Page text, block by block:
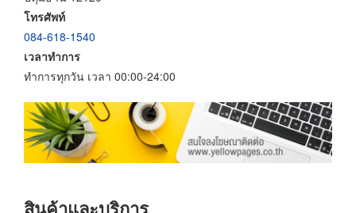
โทรศัพท์
084-618-1540
เวลาทำการ
ทำการทุกวัน เวลา 00:00-24:00